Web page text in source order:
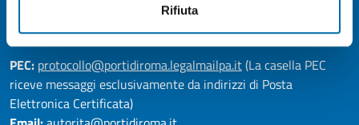
Rifiuta
PEC: protocollo@portidiroma.legalmailpa.it(La casella PEC
riceve messaggi esclusivamente da indirizzi di Posta
Elettronica Certificata)